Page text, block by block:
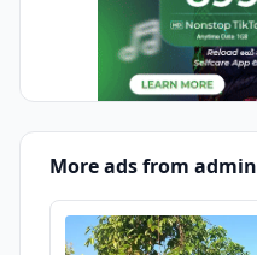
More ads from admin